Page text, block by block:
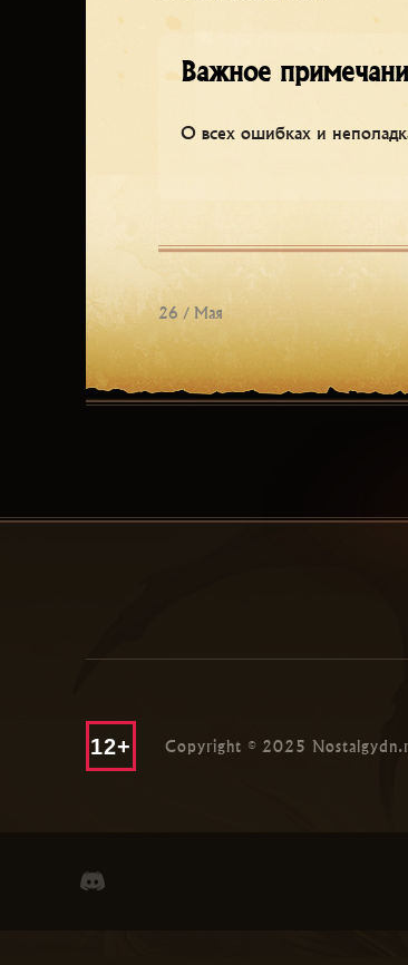
Важное
О всех ошибках и
26 / Мая
12+ Copyright © 2025